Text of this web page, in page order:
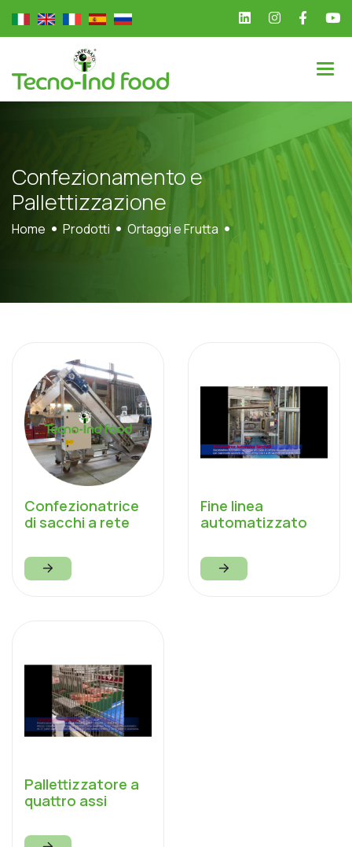
Confezionamentoe
Pallettizzazione
Home Prodotti Ortaggi e Frutta
Confezionatrice
di sacchi a rete
Fine linea
automatizzato
Pallettizzatore a
quattro assi